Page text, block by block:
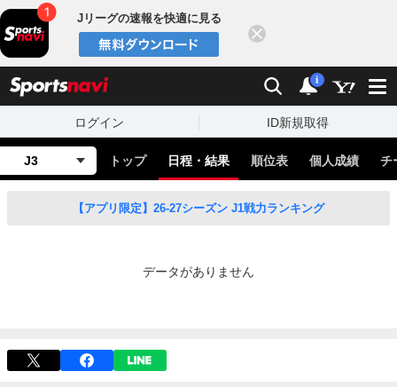
Jリーグの速報を快適に見る
検索 通知
i
ログイン ID新規取得
J3 トップ 日程・結果 順位表 個人成績 チ
【アプリ限定】26-27シーズン J1戦力ランキング
データがありません